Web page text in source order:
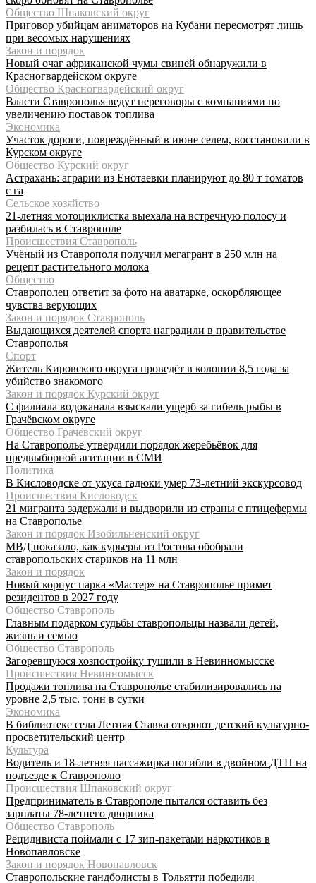
Общество Шпаковский округ
Приговор убийцам аниматоров на Кубани пересмотрят лишь
при весомых нарушениях
Закон и порядок
Новый очаг африканской чумы свиней обнаружили в
Красногвардейском округе
Общество Красногвардейский округ
Власти Ставрополья ведут переговоры с компаниями по
увеличению поставок топлива
Экономика
Участок дороги, повреждённый в июне селем, восстановили в
Курском округе
Общество Курский округ
Астрахань: аграрии из Енотаевки планируют до 80 т томатов
с га
Сельское хозяйство
21-летняя мотоциклистка выехала на встречную полосу и
разбилась в Ставрополе
Происшествия Ставрополь
Учёный из Ставрополя получил мегагрант в 250 млн на
рецепт растительного молока
Общество
Ставрополец ответит за фото на аватарке, оскорбляющее
чувства верующих
Закон и порядок Ставрополь
Выдающихся деятелей спорта наградили в правительстве
Ставрополья
Спорт
Житель Кировского округа проведёт в колонии 8,5 года за
убийство знакомого
Закон и порядок Курский округ
С филиала водоканала взыскали ущерб за гибель рыбы в
Грачёвском округе
Общество Грачёвский округ
На Ставрополье утвердили порядок жеребьёвок для
предвыборной агитации в СМИ
Политика
В Кисловодске от укуса гадюки умер 73-летний экскурсовод
Происшествия Кисловодск
21 мигранта задержали и выдворили из страны с птицефермы
на Ставрополье
Закон и порядок Изобильненский округ
МВД показало, как курьеры из Ростова обобрали
ставропольских стариков на 11 млн
Закон и порядок
Новый корпус парка «Мастер» на Ставрополье примет
резидентов в 2027 году
Общество Ставрополь
Главным подарком судьбы ставропольцы назвали детей,
жизнь и семью
Общество Ставрополь
Загоревшуюся хозпостройку тушили в Невинномысске
Происшествия Невинномысск
Продажи топлива на Ставрополье стабилизировались на
уровне 2,5 тыс. тонн в сутки
Экономика
В библиотеке села Летняя Ставка откроют детский культурно-
просветительский центр
Культура
Водитель и 18-летняя пассажирка погибли в двойном ДТП на
подъезде к Ставрополю
Происшествия Шпаковский округ
Предприниматель в Ставрополе пытался оставить без
зарплаты 78-летнего дворника
Общество Ставрополь
Рецидивиста поймали с 17 зип-пакетами наркотиков в
Новопавловске
Закон и порядок Новопавловск
Ставропольские гандболисты в Тольятти победили